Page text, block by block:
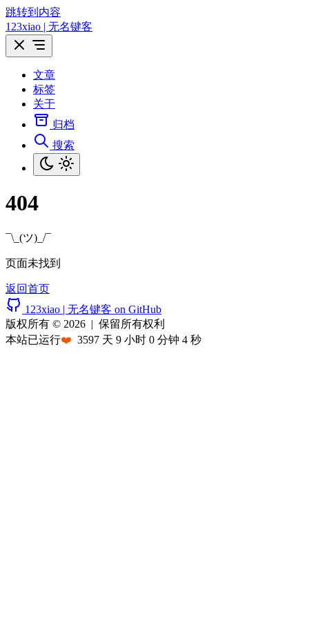
跳转到内容
123xiao | 无名键客
文章
标签
关于
归档
搜索
404
¯\_(ツ)_/¯
页面未找到
返回首页
123xiao | 无名键客 on GitHub
版权所有 © 2026 | 保留所有权利
本站已运行❤️ 3597 天 9 小时 0 分钟 4 秒